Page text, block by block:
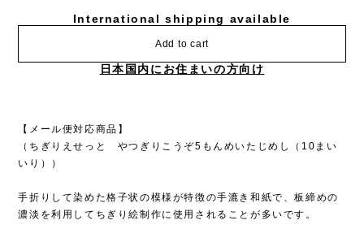
International shipping available
Add to cart
日本国内にお住まいの方向け
【メール便対応商品】
（ちぎりえせっと やつぎりこうぞ5もんめいたじめし（10まい
いり））
手折りして染めた格子状の模様が特徴の手漉き和紙で、板締めの
濃淡を利用してちぎり絵制作に使用されることが多いです。